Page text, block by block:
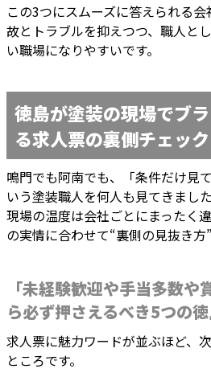
この3つにスムーズに答えられる
故とトラブルを抑えつつ、職人と
い職場になりやすいです。
徳島が塗装の現場でブ
る求人票の裏側チェッ
鳴門でも阿南でも、「条件だけ見
いう塗装職人を何人も見てきまし
現場の温度は会社ごとにまったく
の実情に合わせて“裏側の見抜き方
「未経験歓迎や手当多数
ら必ず押さえるべき5つの
求人票に魅力ワードが並ぶほど、
ところです。